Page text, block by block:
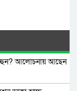
আলোচনায় আছেন